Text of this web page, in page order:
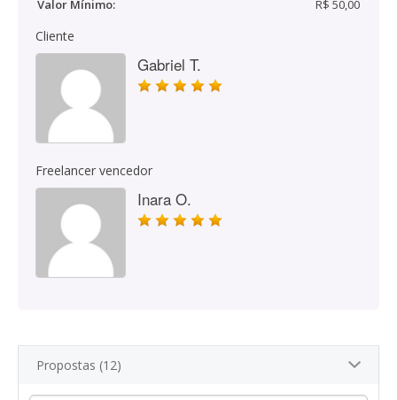
Valor Mínimo: R$ 50,00
Cliente
Gabriel T.
Freelancer vencedor
Inara O.
Propostas (12)